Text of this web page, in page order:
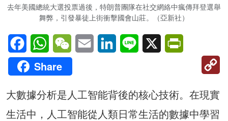
去年美國總統大選投票過後，特朗普團隊在社交網絡中瘋傳拜登選舉
舞弊，引發暴徒上街衝擊國會山莊。（亞新社）
FacebookWhatsAppWeChatEmail LinkedInLine X
Share
大數據分析是人工智能背後的核心技術。在現實
生活中，人工智能從人類日常生活的數據中學習